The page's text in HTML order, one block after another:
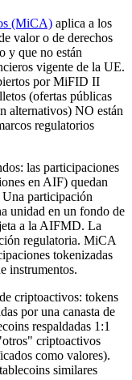
(MiCA) aplica a los
valor o de derechos
y que no están
vigente de la UE.
por MiFID II
(ofertas públicas
alternativos) NO están
regulatorios
las participaciones
en AIF) quedan
participación
unidad en un fondo de
a la AIFMD. La
regulatoria. MiCA
tokenizadas
instrumentos.
criptoactivos: tokens
por una canasta de
respaldadas 1:1
criptoactivos
como valores).
similares